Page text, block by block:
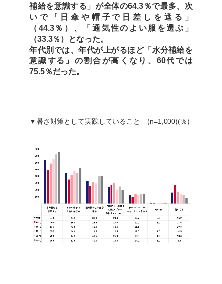
補給を意識する」が全体の64.3％で最多、次
いで「日傘や帽子で日差しを遮る」
（44.3％）、「通気性のよい服を選ぶ」
（33.3％）となった。
年代別では、年代が上がるほど「水分補給を
意識する」の割合が高くなり、60代では
75.5％だった。
▼暑さ対策として実践していること (n=1,000)(％)